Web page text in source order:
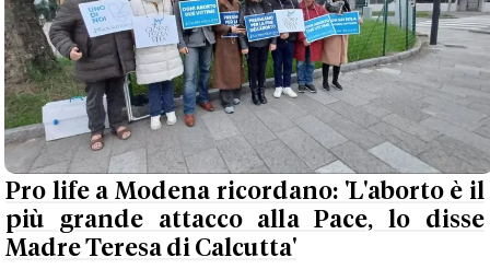
Pro life a Modena ricordano: 'L'aborto è il
più grande attacco alla Pace, lo disse
Madre Teresa di Calcutta'